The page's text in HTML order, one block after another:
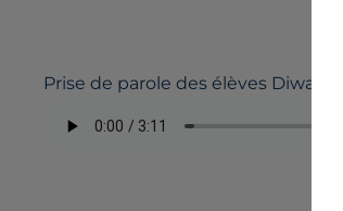
Prise de parole des élèves Diwan